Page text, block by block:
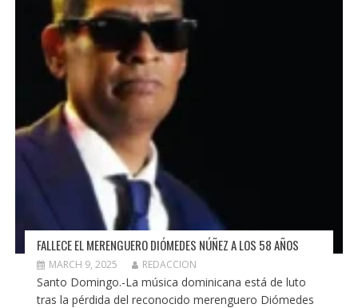
FALLECE EL MERENGUERO DIÓMEDES NÚÑEZ A LOS 58 AÑOS
MARCH 9, 2025 REDACCION
Santo Domingo.-La música dominicana está de luto
tras la pérdida del reconocido merenguero Diómedes